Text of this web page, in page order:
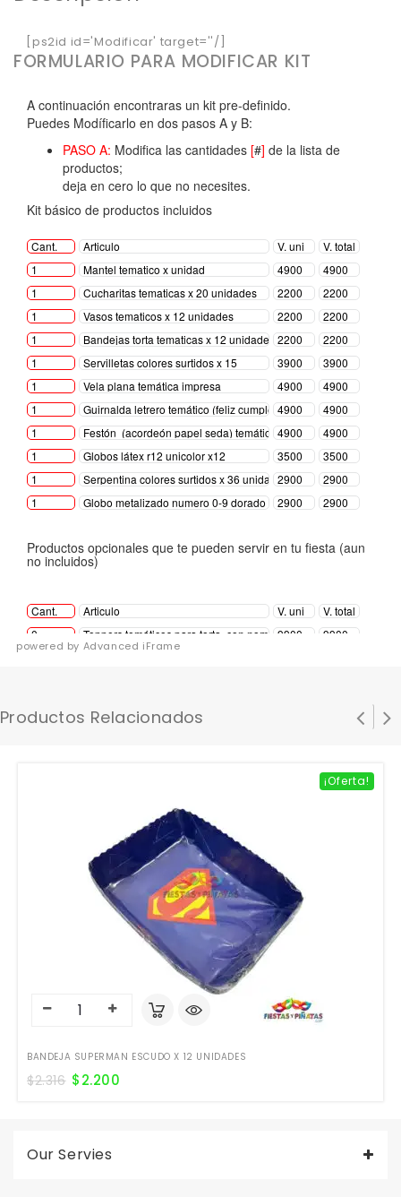
[ps2id id='Modificar' target=''/]
FORMULARIO PARA MODIFICAR KIT
powered by Advanced iFrame
Productos Relacionados
¡Oferta!
BANDEJA SUPERMAN ESCUDO X 12 UNIDADES
$2.316 $2.200
Our Servies